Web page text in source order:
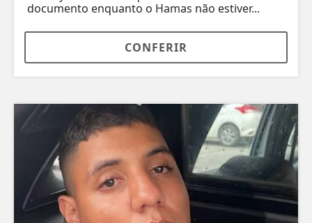
documento enquanto o Hamas não estiver...
CONFERIR